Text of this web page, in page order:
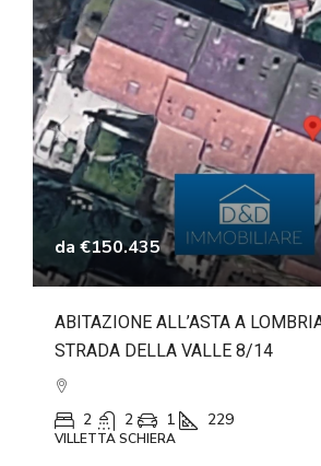
da €150.435
ABITAZIONE ALL’ASTA A
STRADA DELLA VALLE 8/14
2 2 1 229
VILLETTA SCHIERA